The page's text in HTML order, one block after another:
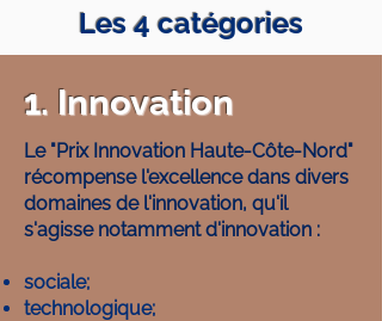
Les 4 catégories
1. Innovation
Le "Prix Innovation Haute-Côte-Nord"
récompense l'excellence dans divers
domaines de l'innovation, qu'il
s'agisse notamment d'innovation :
sociale;
technologique;